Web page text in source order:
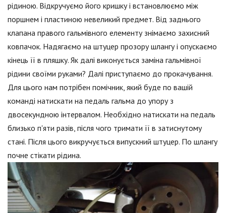
рідиною. Відкручуємо його кришку і встановлюємо між
поршнем і пластиною невеликий предмет. Від заднього
клапана правого гальмівного елементу знімаємо захисний
ковпачок. Надягаємо на штуцер прозору шлангу і опускаємо
кінець її в пляшку. Як далі виконується заміна гальмівної
рідини своїми руками? Далі приступаємо до прокачування.
Для цього нам потрібен помічник, який буде по вашій
команді натискати на педаль гальма до упору з
двосекундною інтервалом. Необхідно натискати на педаль
близько п'яти разів, після чого тримати її в затиснутому
стані. Після цього викручується випускний штуцер. По шлангу
почне стікати рідина.